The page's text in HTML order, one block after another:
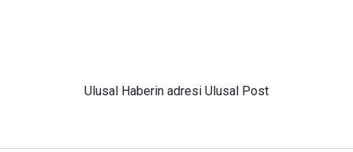
Ulusal Haberin adresi Ulusal Post